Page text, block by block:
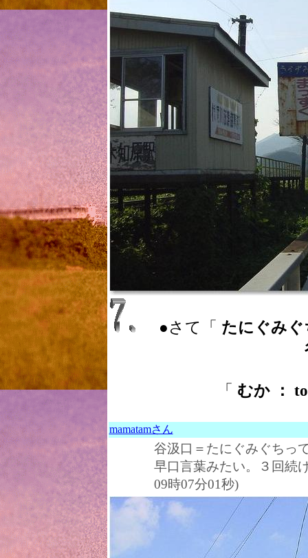
●さて「 たにぐみぐ
「 むか ：
mamatamさん
谷汲口＝たにぐみぐちっ
早口言葉みたい。３回続
09時07分01秒)